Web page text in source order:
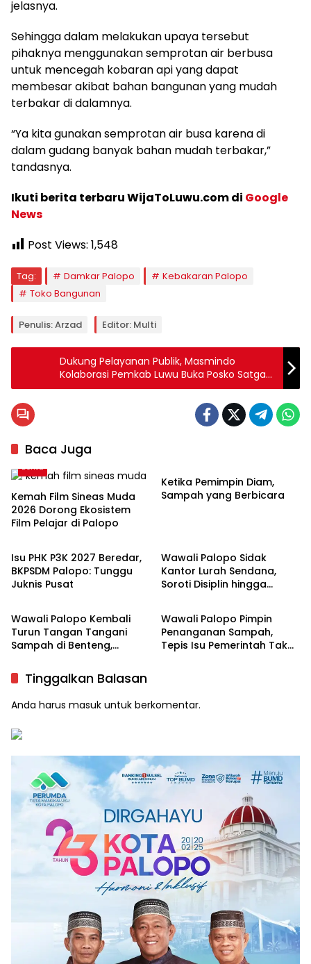
jelasnya.
Sehingga dalam melakukan upaya tersebut
pihaknya menggunakan semprotan air berbusa
untuk mencegah kobaran api yang dapat
membesar akibat bahan bangunan yang mudah
terbakar di dalamnya.
“Ya kita gunakan semprotan air busa karena di
dalam gudang banyak bahan mudah terbakar,”
tandasnya.
Ikuti berita terbaru WijaToLuwu.com di Google
News
Post Views: 1,548
Tag: Damkar Palopo
Kebakaran Palopo
Toko Bangunan
Penulis: Arzad Editor: Multi
Dukung Pelayanan Publik, Masmindo
Kolaborasi Pemkab Luwu Buka Posko Satgas
di Ranteballa
Baca Juga
Berita
Kemah Film Sineas Muda
2026 Dorong Ekosistem
Film Pelajar di Palopo
Ketika Pemimpin Diam,
Sampah yang Berbicara
Palopo
Isu PHK P3K 2027 Beredar,
BKPSDM Palopo: Tunggu
Juknis Pusat
Wawali Palopo Sidak
Kantor Lurah Sendana,
Soroti Disiplin hingga
Palopo
Wawali Palopo Kembali
Turun Tangan Tangani
Sampah di Benteng,
Palopo
Wawali Palopo Pimpin
Penanganan Sampah,
Tepis Isu Pemerintah Tak
Tinggalkan Balasan
Anda harus masuk untuk berkomentar.